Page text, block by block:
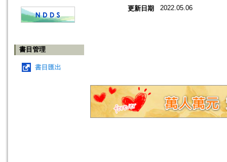
書目管理
書目匯出
更新日期 2022.05.06